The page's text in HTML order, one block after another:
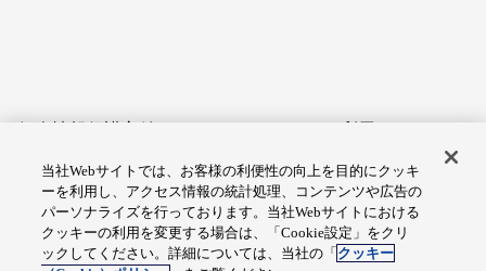
アクセシビリティへの対応
Cookie設定
総合サイトマップ
当社Webサイトでは、お客様の利便性の向上を目的にクッキ
ーを利用し、アクセス情報の統計処理、コンテンツや広告の
パーソナライズを行っております。当社Webサイトにおける
クッキーの利用を変更する場合は、「Cookie設定」をクリ
ックしてください。詳細については、当社の「 クッキー